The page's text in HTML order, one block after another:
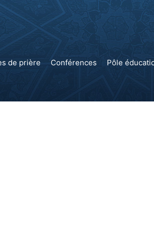
de prière Conférences Pôle